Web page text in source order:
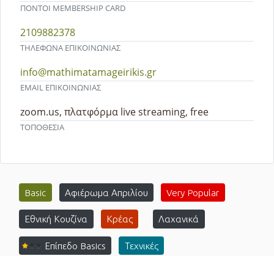
ΠΟΝΤΟΙ MEMBERSHIP CARD
ΤΗΛΕΦΩΝΑ ΕΠΙΚΟΙΝΩΝΙΑΣ
2109882378
EMAIL ΕΠΙΚΟΙΝΩΝΙΑΣ
info@mathimatamageirikis.gr
ΤΟΠΟΘΕΣΙΑ
zoom.us, πλατφόρμα live streaming, free
Basic Αφιέρωμα Απριλίου Very Popular
Εθνική Κουζίνα Κρέας Λαχανικά
Επίπεδο Basics Τεχνικές